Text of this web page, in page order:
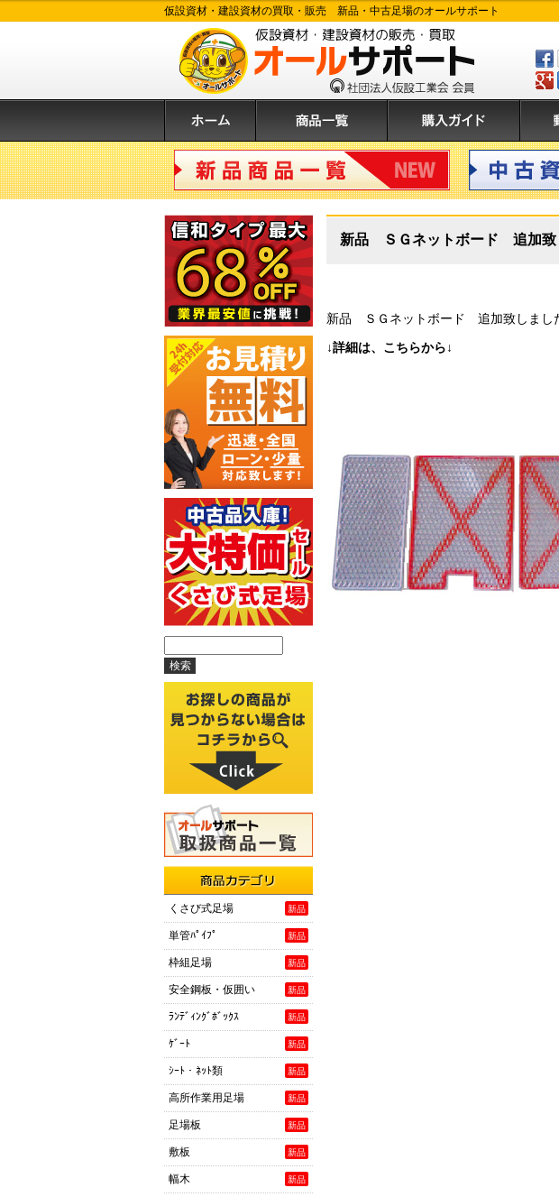
仮設資材・建設資材の買取・販売 新品・中古足場のオールサポート
で
す
る
ホーム 商品一覧 購入ガイド 動画
新品商品 中古資材
新品 ＳＧネットボード 追加致
新品 ＳＧネットボード 追加致しまし
↓詳細は、こちらから↓
商品カテゴリ 新品
くさび式足場
新品
単管ﾊﾟｲﾌﾟ
新品
枠組足場
新品
安全鋼板・仮囲い
新品
ﾗﾝﾃﾞｨﾝｸﾞﾎﾞｯｸｽ
新品
ｹﾞｰﾄ
新品
ｼｰﾄ・ﾈｯﾄ類
新品
高所作業用足場
新品
足場板
新品
敷板
新品
幅木